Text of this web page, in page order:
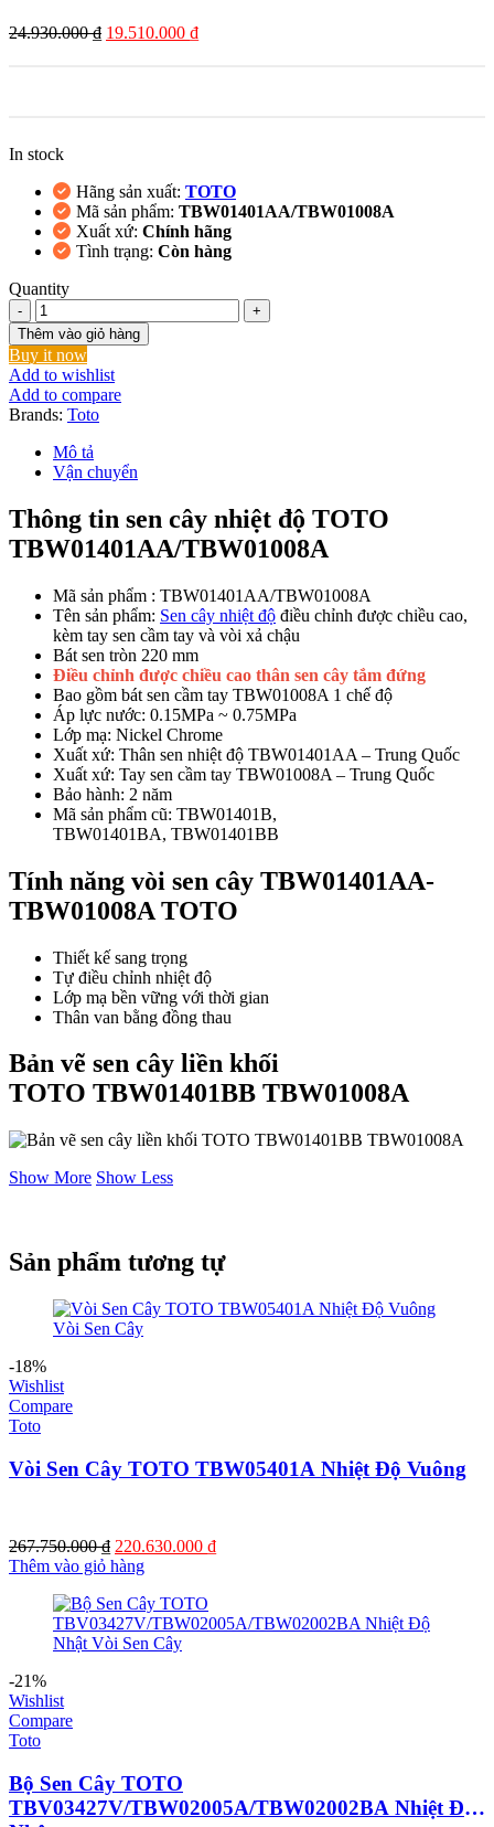
24.930.000₫ Giá
19.510.000 ₫Giá
In stock
Hãng sản xuất: TOTO
Mã sản phẩm: TBW01401AA/TBW01008A
Xuất xứ: Chính hãng
Tình trạng: Còn hàng
Quantity
Vòi
Sen
Cây
TOTO
TBW01401AA/TBW01008A
Nhiệt
Độ
số
lượng
Thêm vào giỏ hàng
Buy it now
Add to wishlist
Add to compare
Brands: Toto
Mô tả
Vận chuyển
Thông tin sen cây nhiệt độ TOTO
TBW01401AA/TBW01008A
Mã sản phẩm : TBW01401AA/TBW01008A
Tên sản phẩm: Sen cây nhiệt độ điều chỉnh được chiều cao,
kèm tay sen cầm tay và vòi xả chậu
Bát sen tròn 220 mm
Điều chỉnh được chiều cao thân sen cây tắm đứng
Bao gồm bát sen cầm tay TBW01008A 1 chế độ
Áp lực nước: 0.15MPa ~ 0.75MPa
Lớp mạ: Nickel Chrome
Xuất xứ: Thân sen nhiệt độ TBW01401AA – Trung Quốc
Xuất xứ: Tay sen cầm tay TBW01008A – Trung Quốc
Bảo hành: 2 năm
Mã sản phẩm cũ: TBW01401B,
TBW01401BA, TBW01401BB
Tính năng vòi sen cây TBW01401AA-
TBW01008A TOTO
Thiết kế sang trọng
Tự điều chỉnh nhiệt độ
Lớp mạ bền vững với thời gian
Thân van bằng đồng thau
Bản vẽ sen cây liền khối
TOTO TBW01401BB TBW01008A
Show More Show Less
Sản phẩm tương tự
-18%
Wishlist
Compare
Toto
Vòi Sen Cây TOTO TBW05401A Nhiệt Độ Vuông
267.750.000₫ Giá
gốc
267.750.000 ₫.
220.630.000 ₫Giá
220.630.000 ₫.
Thêm vào giỏ hàng
-21%
Wishlist
Compare
Toto
Bộ Sen Cây TOTO
TBV03427V/TBW02005A/TBW02002BA Nhiệt Độ